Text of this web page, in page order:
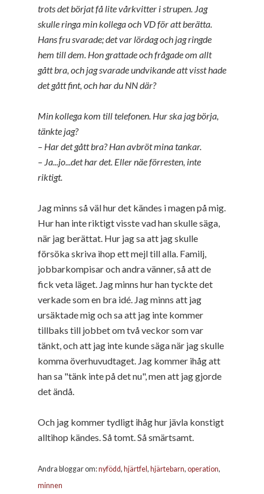
trots det börjat få lite vårkvitter i strupen. Jag
skulle ringa min kollega och VD för att berätta.
Hans fru svarade; det var lördag och jag ringde
hem till dem. Hon grattade och frågade om allt
gått bra, och jag svarade undvikande att visst hade
det gått fint, och har du NN där?
Min kollega kom till telefonen. Hur ska jag börja,
tänkte jag?
– Har det gått bra? Han avbröt mina tankar.
– Ja...jo...det har det. Eller näe förresten, inte
riktigt.
Jag minns så väl hur det kändes i magen på mig.
Hur han inte riktigt visste vad han skulle säga,
när jag berättat. Hur jag sa att jag skulle
försöka skriva ihop ett mejl till alla. Familj,
jobbarkompisar och andra vänner, så att de
fick veta läget. Jag minns hur han tyckte det
verkade som en bra idé. Jag minns att jag
ursäktade mig och sa att jag inte kommer
tillbaks till jobbet om två veckor som var
tänkt, och att jag inte kunde säga när jag skulle
komma överhuvudtaget. Jag kommer ihåg att
han sa "tänk inte på det nu", men att jag gjorde
det ändå.
Och jag kommer tydligt ihåg hur jävla konstigt
alltihop kändes. Så tomt. Så smärtsamt.
Andra bloggar om:nyfödd, hjärtfel, hjärtebarn, operation,
minnen